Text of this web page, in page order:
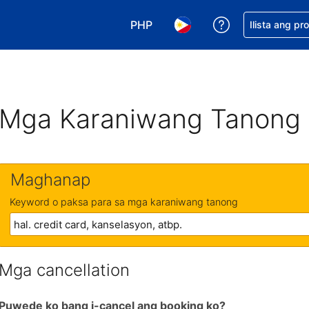
PHP
Pumili ng currency mo. PHP ang
Pumili ng wika mo.
Makakuha
Ilista ang
Karaniwang Tanong
Maghanap
Keyword o paksa para sa mga karaniwang tanong
cancellation
ko bang i-cancel ang booking ko?